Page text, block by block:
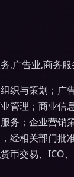
,广告业,商务
织与策划；广
管理；商业信
务；企业营销
，经相关部门
币交易、ICO